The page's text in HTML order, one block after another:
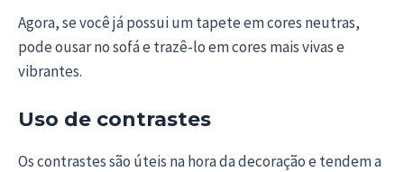
Agora, se você já possui um tapete em cores neutras,
pode ousar no sofá e trazê-lo em cores mais vivas e
vibrantes.
Uso de contrastes
Os contrastes são úteis na hora da decoração e tendem a